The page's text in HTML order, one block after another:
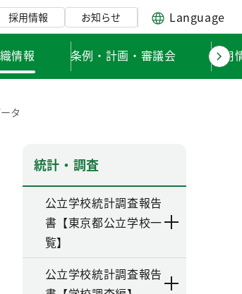
採用情報 お知らせ Language
情報 条例・計画・審議会 採用
タ
統計・調査
公立学校統計調査報告
書【東京都公立学校一
覧】
公立学校統計調査報告